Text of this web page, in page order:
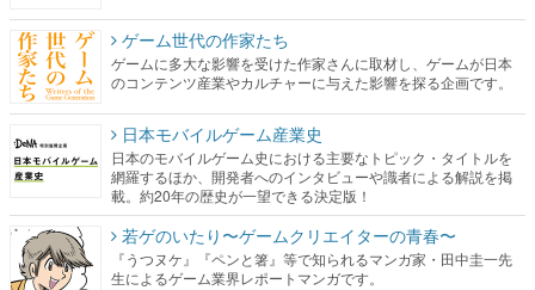
ゲーム世代の作家たち
ゲームに多大な影響を受けた作家さんに取材し、ゲームが日本
のコンテンツ産業やカルチャーに与えた影響を探る企画です。
日本モバイルゲーム産業史
日本のモバイルゲーム史における主要なトピック・タイトルを
網羅するほか、開発者へのインタビューや識者による解説を掲
載。約20年の歴史が一望できる決定版！
若ゲのいたり〜ゲームクリエイターの青春〜
『うつヌケ』『ペンと箸』等で知られるマンガ家・田中圭一先
生によるゲーム業界レポートマンガです。